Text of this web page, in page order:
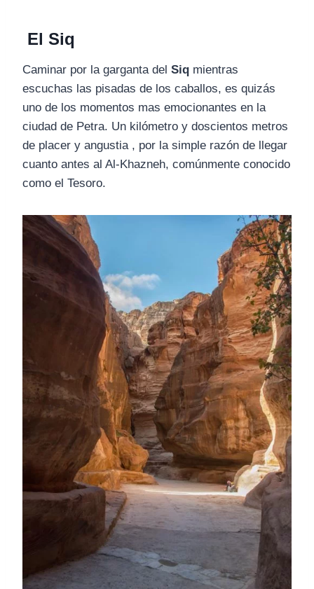
El Siq
Caminar por la garganta del Siq mientras
escuchas las pisadas de los caballos, es quizás
uno de los momentos mas emocionantes en la
ciudad de Petra. Un kilómetro y doscientos metros
de placer y angustia , por la simple razón de llegar
cuanto antes al Al-Khazneh, comúnmente conocido
como el Tesoro.